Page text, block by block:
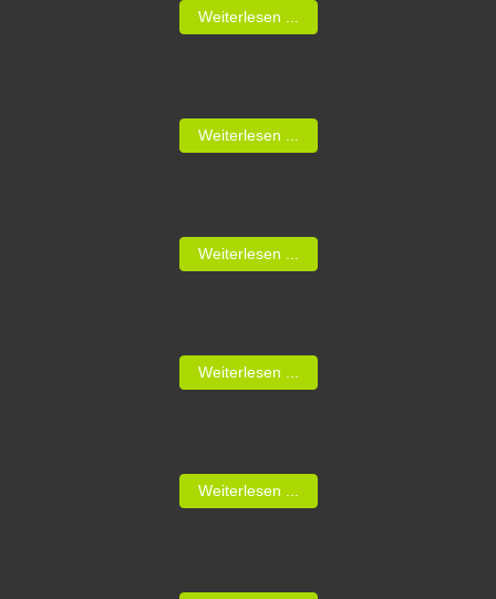
Weiterlesen ...
Weiterlesen ...
Weiterlesen ...
Weiterlesen ...
Weiterlesen ...